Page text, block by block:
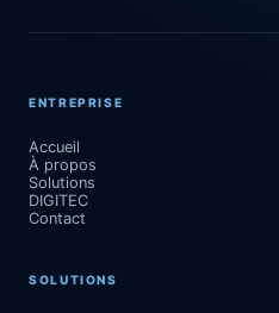
ENTREPRISE
Accueil
À propos
Solutions
DIGITEC
Contact
SOLUTIONS